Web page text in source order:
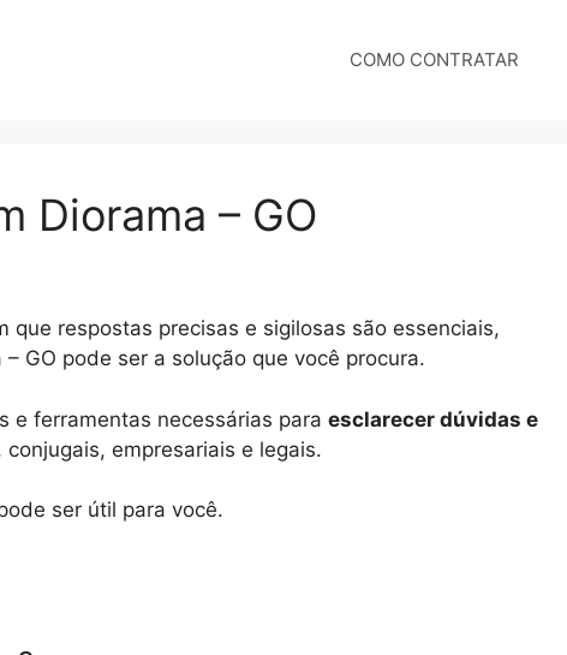
COMO CONTRATAR
Diorama – GO
que respostas precisas e sigilosas são essenciais,
GO pode ser a solução que você procura.
e ferramentas necessárias para esclarecer dúvidas e
conjugais, empresariais e legais.
ser útil para você.